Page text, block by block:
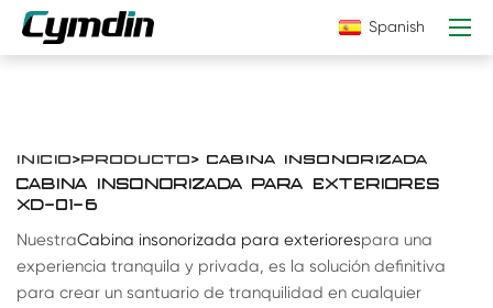
Spanish
INICIO>PRODUCTO> CABINA INSONORIZADA
CABINA INSONORIZADA PARA EXTERIORES
XD-01-6
NuestraCabina insonorizada para exteriorespara una
experiencia tranquila y privada, es la solución definitiva
para crear un santuario de tranquilidad en cualquier